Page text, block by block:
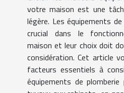
votre maison est une
légère. Les équipements
crucial dans le
maison et leur choix doit
considération. Cet article
facteurs essentiels à
équipements de